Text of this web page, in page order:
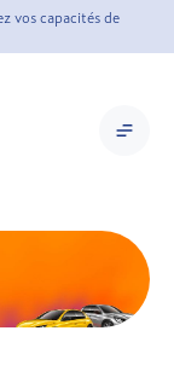
vos capacités de